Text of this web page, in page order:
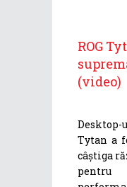
ROG
(video)
Desktop-
Tytan a
câștiga